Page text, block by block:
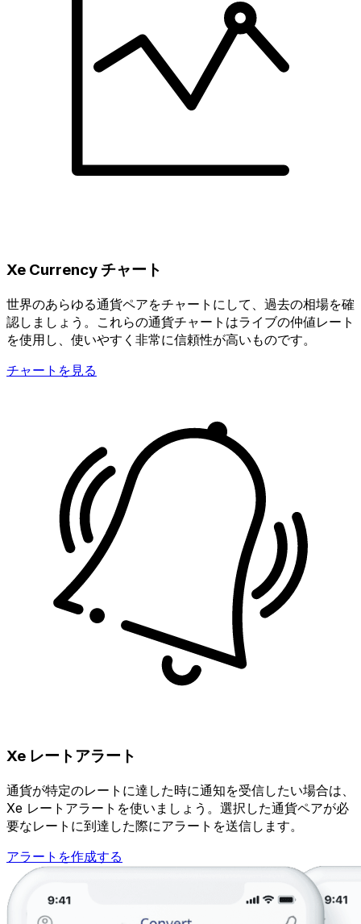
Xe Currency チャート
世界のあらゆる通貨ペアをチャートにして、過去の相場を確
認しましょう。これらの通貨チャートはライブの仲値レート
を使用し、使いやすく非常に信頼性が高いものです。
チャートを見る
Xe レートアラート
通貨が特定のレートに達した時に通知を受信したい場合は、
Xe レートアラートを使いましょう。選択した通貨ペアが必
要なレートに到達した際にアラートを送信します。
アラートを作成する